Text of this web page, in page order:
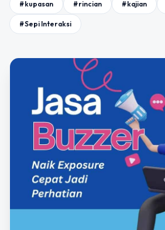
#kupasan #rincian #kajian
#Sepi Interaksi